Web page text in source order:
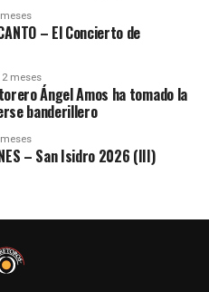
– El Concierto de
2 meses
Ángel Amos ha tomado la
banderillero
– San Isidro 2026 (III)